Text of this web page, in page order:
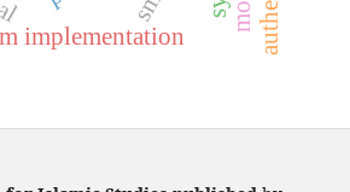
implementation